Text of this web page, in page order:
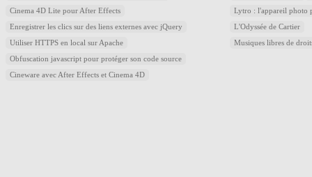
Cinema 4D Lite pour After Effects
Enregistrer les clics sur des liens externes avec jQuery
Utiliser HTTPS en local sur Apache
Obfuscation javascript pour protéger son code source
Cineware avec After Effects et Cinema 4D
Lytro : l'appareil photo
L'Odyssée de Cartier
Musiques libres de